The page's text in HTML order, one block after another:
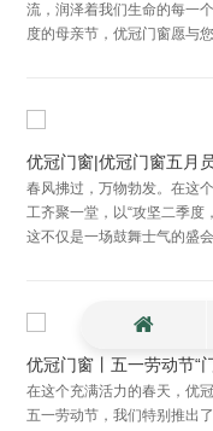
流，润泽着我们生命的每一
度的母亲节，优冠门窗愿与
优冠门窗|优冠门窗五月
春风拂过，万物勃发。在这
工齐聚一堂，以“攻坚二季度
这不仅是一场鼓舞士气的盛
在这个充满活力的春天，优
五一劳动节，我们特别推出